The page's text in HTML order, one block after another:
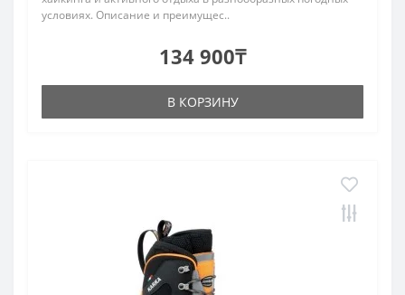
условиях. Описание и преимущес..
134 900₸
В КОРЗИНУ